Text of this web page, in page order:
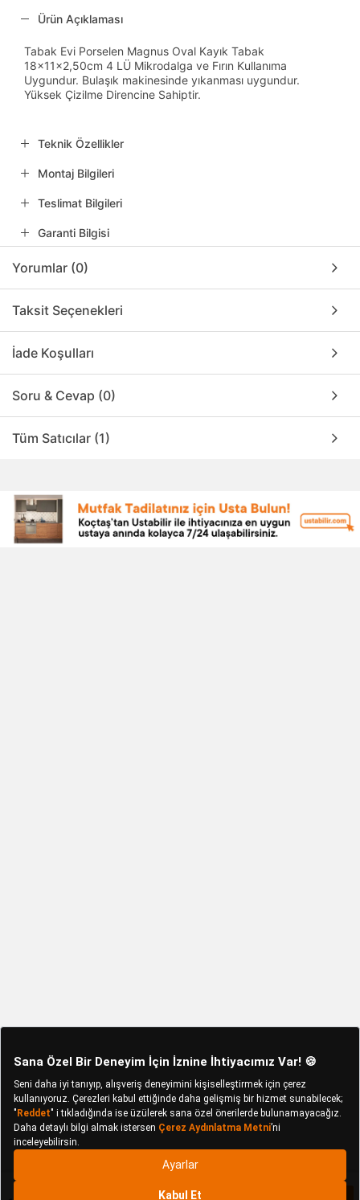
Ürün Açıklaması
Tabak Evi Porselen Magnus Oval Kayık Tabak
18x11x2,50cm 4 LÜ Mikrodalga ve Fırın Kullanıma
Uygundur. Bulaşık makinesinde yıkanması uygundur.
Yüksek Çizilme Direncine Sahiptir.
Teknik Özellikler
Montaj Bilgileri
Teslimat Bilgileri
Garanti Bilgisi
Yorumlar (0)
Taksit Seçenekleri
İade Koşulları
Soru & Cevap (0)
Tüm Satıcılar (1)